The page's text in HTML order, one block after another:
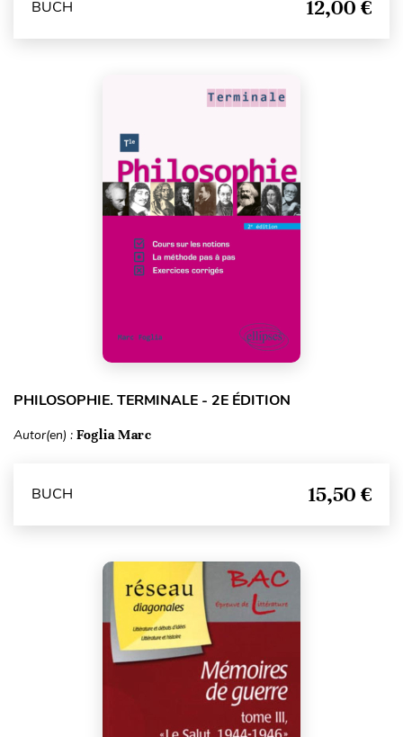
BUCH 12,00 €
PHILOSOPHIE. TERMINALE - 2E ÉDITION
Autor(en) : Foglia Marc
BUCH 15,50 €